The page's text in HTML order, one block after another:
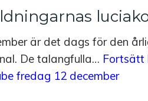
är det dags för den
De talangfulla… Fortsätt
fredag 12 december